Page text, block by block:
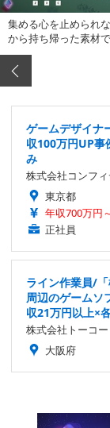
集める心を止められ
から持ち帰った素材
ゲームデザイナ
収100万円UP
み
株式会社コンフ
東京都
年収700万円
正社員
ライン作業員/
周辺のゲームソ
収21万円以上×
株式会社トーコー
大阪府